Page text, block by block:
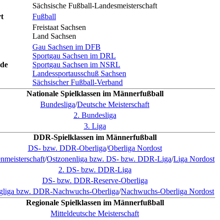
Sächsische Fußball-Landesmeisterschaft
Fußball
Freistaat Sachsen
Land Sachsen
Gau Sachsen im DFB
Sportgau Sachsen im DRL
Sportgau Sachsen im NSRL
Landessportausschuß Sachsen
Sächsischer Fußball-Verband
Nationale Spielklassen im Männerfußball
Bundesliga/Deutsche Meisterschaft
2. Bundesliga
3. Liga
DDR-Spielklassen im Männerfußball
DS- bzw. DDR-Oberliga/Oberliga Nordost
/Ostzonenliga bzw. DS- bzw. DDR-Liga/Liga Nordost
2. DS- bzw. DDR-Liga
DS- bzw. DDR-Reserve-Oberliga
bzw. DDR-Nachwuchs-Oberliga/Nachwuchs-Oberliga Nordost
Regionale Spielklassen im Männerfußball
Mitteldeutsche Meisterschaft